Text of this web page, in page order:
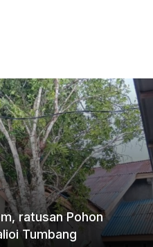
ratusan Pohon
Tumbang